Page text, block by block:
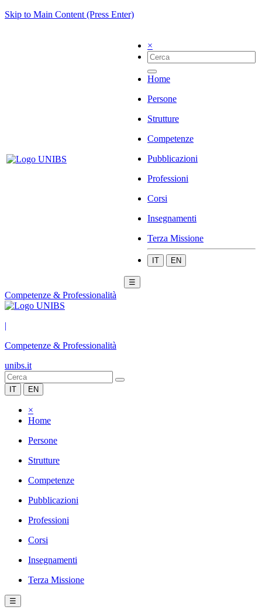
Skip to Main Content (Press Enter)
×
Home
Persone
Strutture
Competenze
Pubblicazioni
Professioni
Corsi
Insegnamenti
Terza Missione
IT EN
☰
Competenze & Professionalità
|
Competenze & Professionalità
unibs.it
IT EN
×
Home
Persone
Strutture
Competenze
Pubblicazioni
Professioni
Corsi
Insegnamenti
Terza Missione
☰